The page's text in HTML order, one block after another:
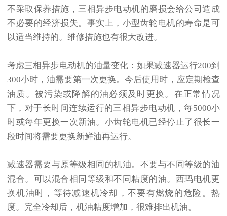
不采取保养措施，三相异步电动机的磨损会给公司造成
不必要的经济损失。事实上，小型齿轮电机的寿命是可
以适当维持的。维修措施也有很大改进。
考虑三相异步电动机的油量变化：如果减速器运行200到
300小时，油需要第一次更换。今后使用时，应定期检查
油质。被污染或降解的油必须及时更换。在正常情况
下，对于长时间连续运行的三相异步电动机，每5000小
时或每年更换一次新油。小齿轮电机已经停止了很长一
段时间将需要更换新鲜油再运行。
减速器需要与原等级相同的机油。不要与不同等级的油
混合。可以混合相同等级和不同粘度的油。西玛电机更
换机油时，等待减速机冷却，不要有燃烧的危险。热
度。完全冷却后，机油粘度增加，很难排出机油。